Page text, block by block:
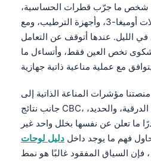
شخص ما جرّب قطرات الحساسية،
ونظارات جديدة، وكبسولات أوميغا-3، وأجهزة الترطيب، ومع
الليل. عندها أتوقف عن التعامل
تخص العين فقط، وأتساءل ما
منصتنا مؤشرات المناعة الذاتية إلى
جانب نتائج CBC، والكلى، والكبد، والغدة الدرقية، والحديد،
ما تعلن عن نفسها بخلل واحد غير
فهم ما يوجد داخل دليل لوحات
فإن السياق المفقود غالبًا هو نمط